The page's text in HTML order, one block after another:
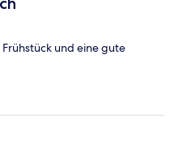
und eine gute